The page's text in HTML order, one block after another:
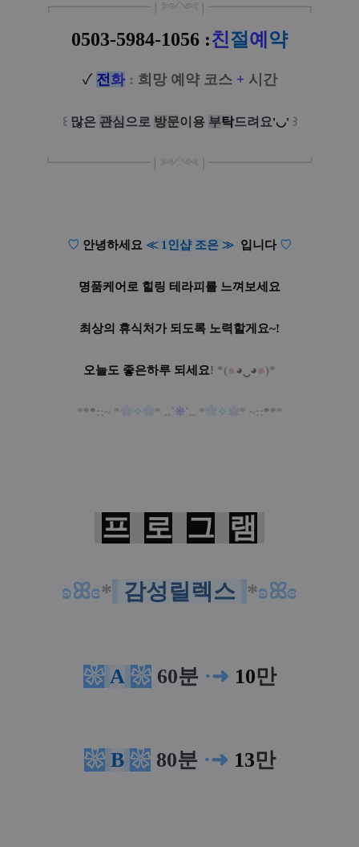
┏━━━━━━━━ ❘༻༺❘ ━━━━━━━━┓
0503-5984-1056 :친절 예 약
✓ 전화 : 희망 예약 코스 + 시간
꒰ 많은 관심 으로 방문이 용 부탁드려요'◡' ꒱
┗━━━━━━━━ ❘༻༺❘ ━━━━━━━━┛
♡ 안녕하세요 ≪ 1인샵 조은 ≫ 입니다 ♡
명품케어로 힐링 테라피를 느껴보세요
최상의 휴식처가 되도록 노력할게요~!
오늘도 좋은하루 되세요! *(๑◕‿◕๑)*
***::~ * ✧ * ..˚❊˚.. * ✧ * ~ ::***
프 로 그 램
ʚꕤɞ* 감성릴렉스 *ʚꕤɞ
❀ A ❀60분 ·➜ 10만
❀ B ❀ 80분 ·➜ 13만